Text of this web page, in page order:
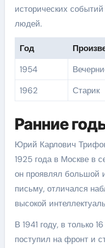
исторических
людей.
Год
1954
1962
Старик
Ранние
Юрий Карлович
1925 года в Москве в
он проявлял большой
письму, отличался
высокой
В 1941 году, в только
поступил на фронт и